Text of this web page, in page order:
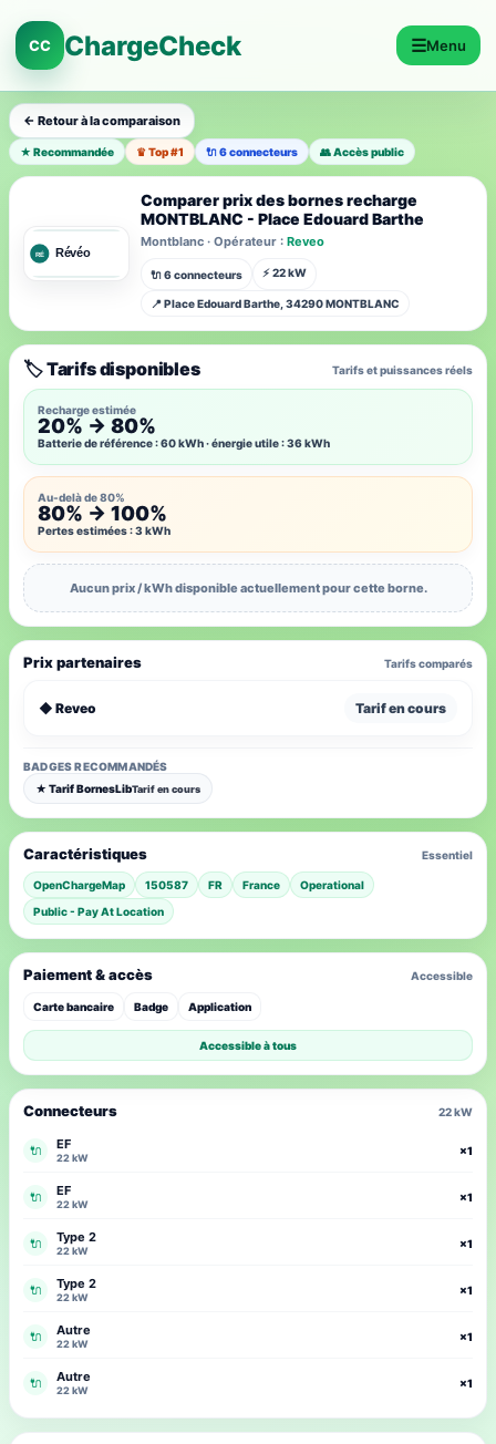
CC ChargeCheck ☰Menu
← Retour à la comparaison
★ Recommandée ♛ Top #1 🔌 6 connecteurs 👥 Accès public
Comparer prix des bornes recharge
MONTBLANC - Place Edouard Barthe
Montblanc · Opérateur : Reveo
🔌 6 connecteurs ⚡ 22 kW
📍 Place Edouard Barthe, 34290 MONTBLANC
🏷️ Tarifs disponibles Tarifs et puissances réels
Recharge estimée
20% → 80%
Batterie de référence : 60 kWh · énergie utile : 36 kWh
Au-delà de 80%
80% → 100%
Pertes estimées : 3 kWh
Aucun prix / kWh disponible actuellement pour cette borne.
Prix partenaires Tarifs comparés
◆ Reveo Tarif en cours
BADGES RECOMMANDÉS
★ Tarif BornesLibTarif en cours
Caractéristiques Essentiel
OpenChargeMap 150587 FR France
Operational
Public - Pay At Location
Connecteurs 22 kW
🔌 EF
22 kW
×1
🔌 EF
22 kW
×1
🔌 Type 2
22 kW
×1
🔌 Type 2
22 kW
×1
🔌 Autre
22 kW
×1
🔌 Autre
22 kW
×1
Paiement & accès Accessible
Carte bancaire Badge Application
Accessible à tous